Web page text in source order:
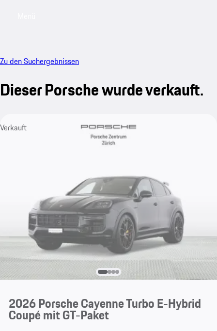
Zu den Suchergebnissen
Dieser Porsche wurde verkauft.
Verkauft
2026 Porsche Cayenne Turbo E-Hybrid
Coupé mit GT-Paket